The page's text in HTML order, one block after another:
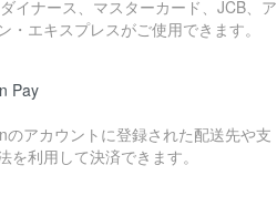
イナース、マスターカード、JCB、ア
・エキスプレスがご使用できます。
Pay
のアカウントに登録された配送先や支
を利用して決済できます。